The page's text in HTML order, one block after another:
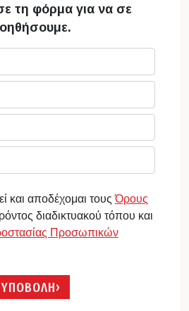
τη φόρμα για να σε
και αποδέχομαι τουςΌρους
διαδικτυακού τόπου και
Προσωπικών
ΥΠΟΒΟΛΗ